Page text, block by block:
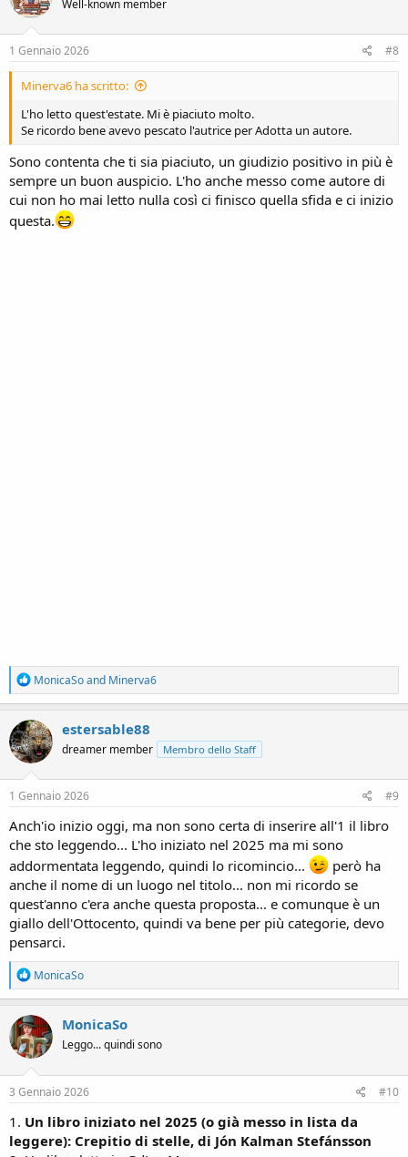
i
o
n
s
Well-known member
1 Gennaio 2026 #8
Minerva6 ha scritto:
L'ho letto quest'estate. Mi è piaciuto molto.
Se ricordo bene avevo pescato l'autrice per Adotta un autore.
Sono contenta che ti sia piaciuto, un giudizio positivo in più è
sempre un buon auspicio. L'ho anche messo come autore di
cui non ho mai letto nulla così ci finisco quella sfida e ci inizio
questa.
R
e
a
c
t
i
o
n
s
MonicaSoand Minerva6
estersable88
dreamer member Membro dello Staff
1 Gennaio 2026 #9
Anch'io inizio oggi, ma non sono certa di inserire all'1 il libro
che sto leggendo... L'ho iniziato nel 2025 ma mi sono
addormentata leggendo, quindi lo ricomincio...
però ha
anche il nome di un luogo nel titolo... non mi ricordo se
quest'anno c'era anche questa proposta... e comunque è un
giallo dell'Ottocento, quindi va bene per più categorie, devo
pensarci.
R
e
a
c
t
i
o
n
s
MonicaSo
MonicaSo
Leggo... quindi sono
3 Gennaio 2026 #10
1. Un libro iniziato nel 2025 (o già messo in lista da
leggere): Crepitio di stelle, di Jón Kalman Stefánsson